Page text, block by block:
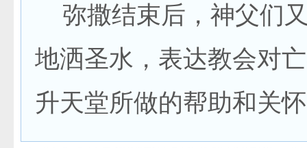
弥撒结束后，神父们
地洒圣水，表达教会对
升天堂所做的帮助和关